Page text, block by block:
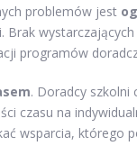
problemów jest
programów
. Doradcy szkolni
czasu na
wsparcia, którego